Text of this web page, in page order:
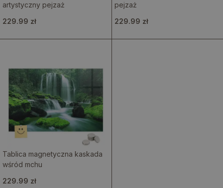
artystyczny pejzaż
229.99 zł
pejzaż
229.99 zł
Tablica magnetyczna kaskada
wśród mchu
229.99 zł